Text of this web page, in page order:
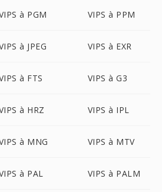
à PGM VIPS à PPM
à JPEG VIPS à EXR
à FTS VIPS à G3
à HRZ VIPS à IPL
à MNG VIPS à MTV
à PAL VIPS à PALM